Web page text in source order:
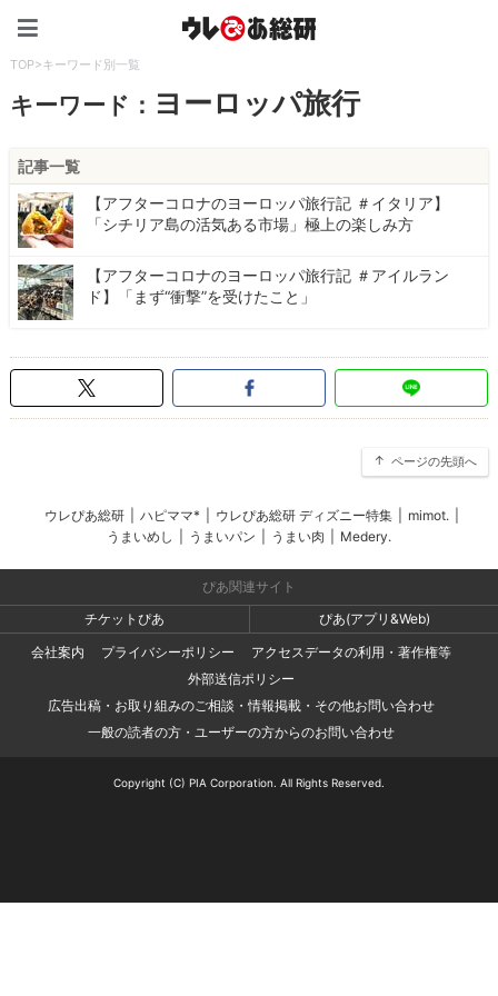
TOP>キーワード別一覧
キーワード： ヨーロッパ旅行
記事一覧
【アフターコロナのヨーロッパ旅行記 ＃イタリア】
「シチリア島の活気ある市場」極上の楽しみ方
【アフターコロナのヨーロッパ旅行記 ＃アイルラン
ド】「まず“衝撃”を受けたこと」
ページの先頭へ
ウレぴあ総研 ハピママ* ウレぴあ総研 ディズニー特集 mimot.
うまいめし
うまいパン うまい肉 Medery.
ぴあ関連サイト
チケットぴあ
ぴあ(アプリ&Web)
会社案内
プライバシーポリシー
アクセスデータの利用・著作権等
外部送信ポリシー
広告出稿・お取り組みのご相談・情報掲載・その他お問い合わせ
一般の読者の方・ユーザーの方からのお問い合わせ
Copyright (C) PIA Corporation. All Rights Reserved.